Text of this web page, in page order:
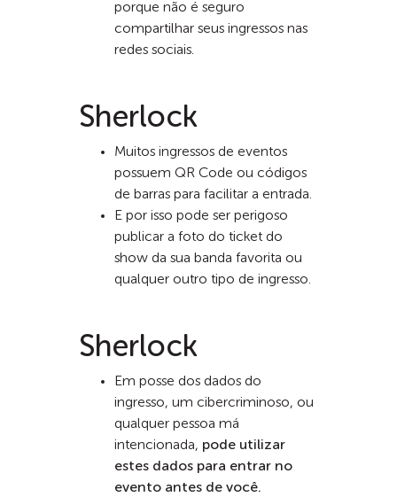
porque não é seguro
compartilhar seus ingressos nas
redes sociais.
Sherlock
Muitos ingressos de eventos
possuem QR Code ou códigos
de barras para facilitar a entrada.
E por isso pode ser perigoso
publicar a foto do ticket do
show da sua banda favorita ou
qualquer outro tipo de ingresso.
Sherlock
Em posse dos dados do
ingresso, um cibercriminoso, ou
qualquer pessoa má
intencionada, pode utilizar
estes dados para entrar no
evento antes de você.